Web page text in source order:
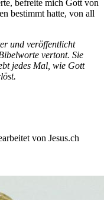
befreite mich Gott von
bestimmt hatte, von all
und veröffentlicht
vertont. Sie
jedes Mal, wie Gott
von Jesus.ch